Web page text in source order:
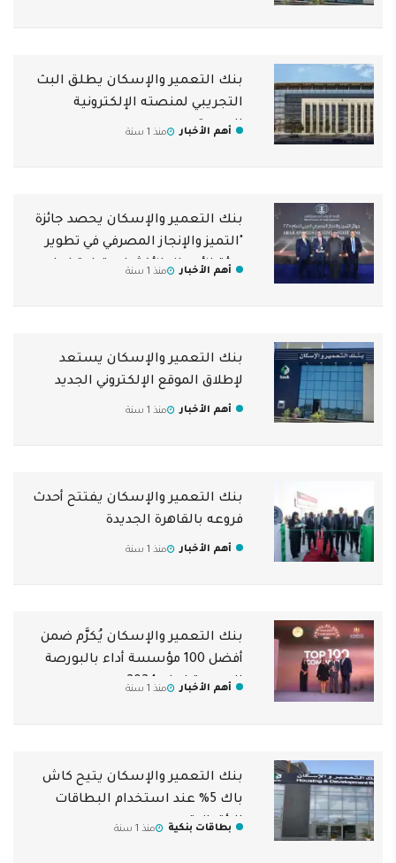
بنك التعمير والإسكان يطلق البث
التجريبي لمنصته الإلكترونية
الجديدة
أهم الأخبار منذ 1 سنة
بنك التعمير والإسكان يحصد جائزة
"التميز والإنجاز المصرفي في تطوير
بيئة الأعمال الأكثر استدامة لعام
أهم الأخبار منذ 1 سنة
بنك التعمير والإسكان يستعد
لإطلاق الموقع الإلكتروني الجديد
أهم الأخبار منذ 1 سنة
بنك التعمير والإسكان يفتتح أحدث
فروعه بالقاهرة الجديدة
أهم الأخبار منذ 1 سنة
بنك التعمير والإسكان يُكرَّم ضمن
أفضل 100 مؤسسة أداء بالبورصة
المصرية لعام 2024
أهم الأخبار منذ 1 سنة
بنك التعمير والإسكان يتيح كاش
باك 5% عند استخدام البطاقات
الائتمانية
بطاقات بنكية منذ 1 سنة